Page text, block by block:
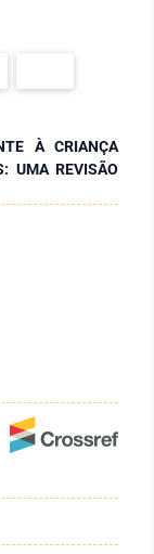
À CRIANÇA
UMA REVISÃO